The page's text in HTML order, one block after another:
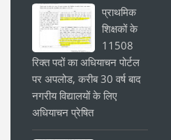
प्राथमिक
शिक्षकों के
11508
रिक्त पदों का अधियाचन पोर्टल
पर अपलोड, करीब 30 वर्ष बाद
नगरीय विद्यालयों के लिए
अधियाचन प्रेषित